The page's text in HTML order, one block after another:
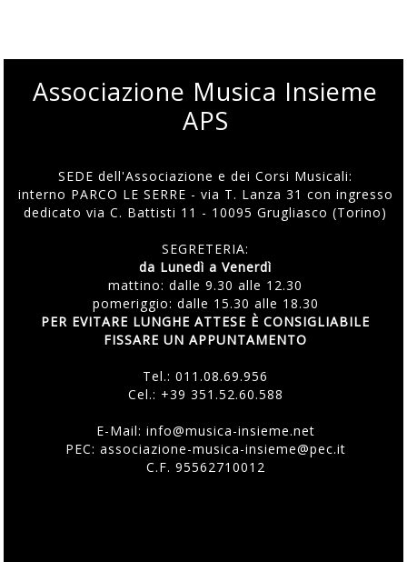
Associazione Musica Insieme
APS
SEDE dell'Associazione e dei Corsi Musicali:
interno PARCO LE SERRE - via T. Lanza 31 con ingresso
dedicato via C. Battisti 11 - 10095 Grugliasco (Torino)
SEGRETERIA:
da Lunedì a Venerdì
mattino: dalle 9.30 alle 12.30
pomeriggio: dalle 15.30 alle 18.30
PER EVITARE LUNGHE ATTESE È CONSIGLIABILE
FISSARE UN APPUNTAMENTO
Tel.:011.08.69.956
Cel.: +39 351.52.60.588
E-Mail: info@musica-insieme.net
PEC: associazione-musica-insieme@pec.it
C.F. 95562710012